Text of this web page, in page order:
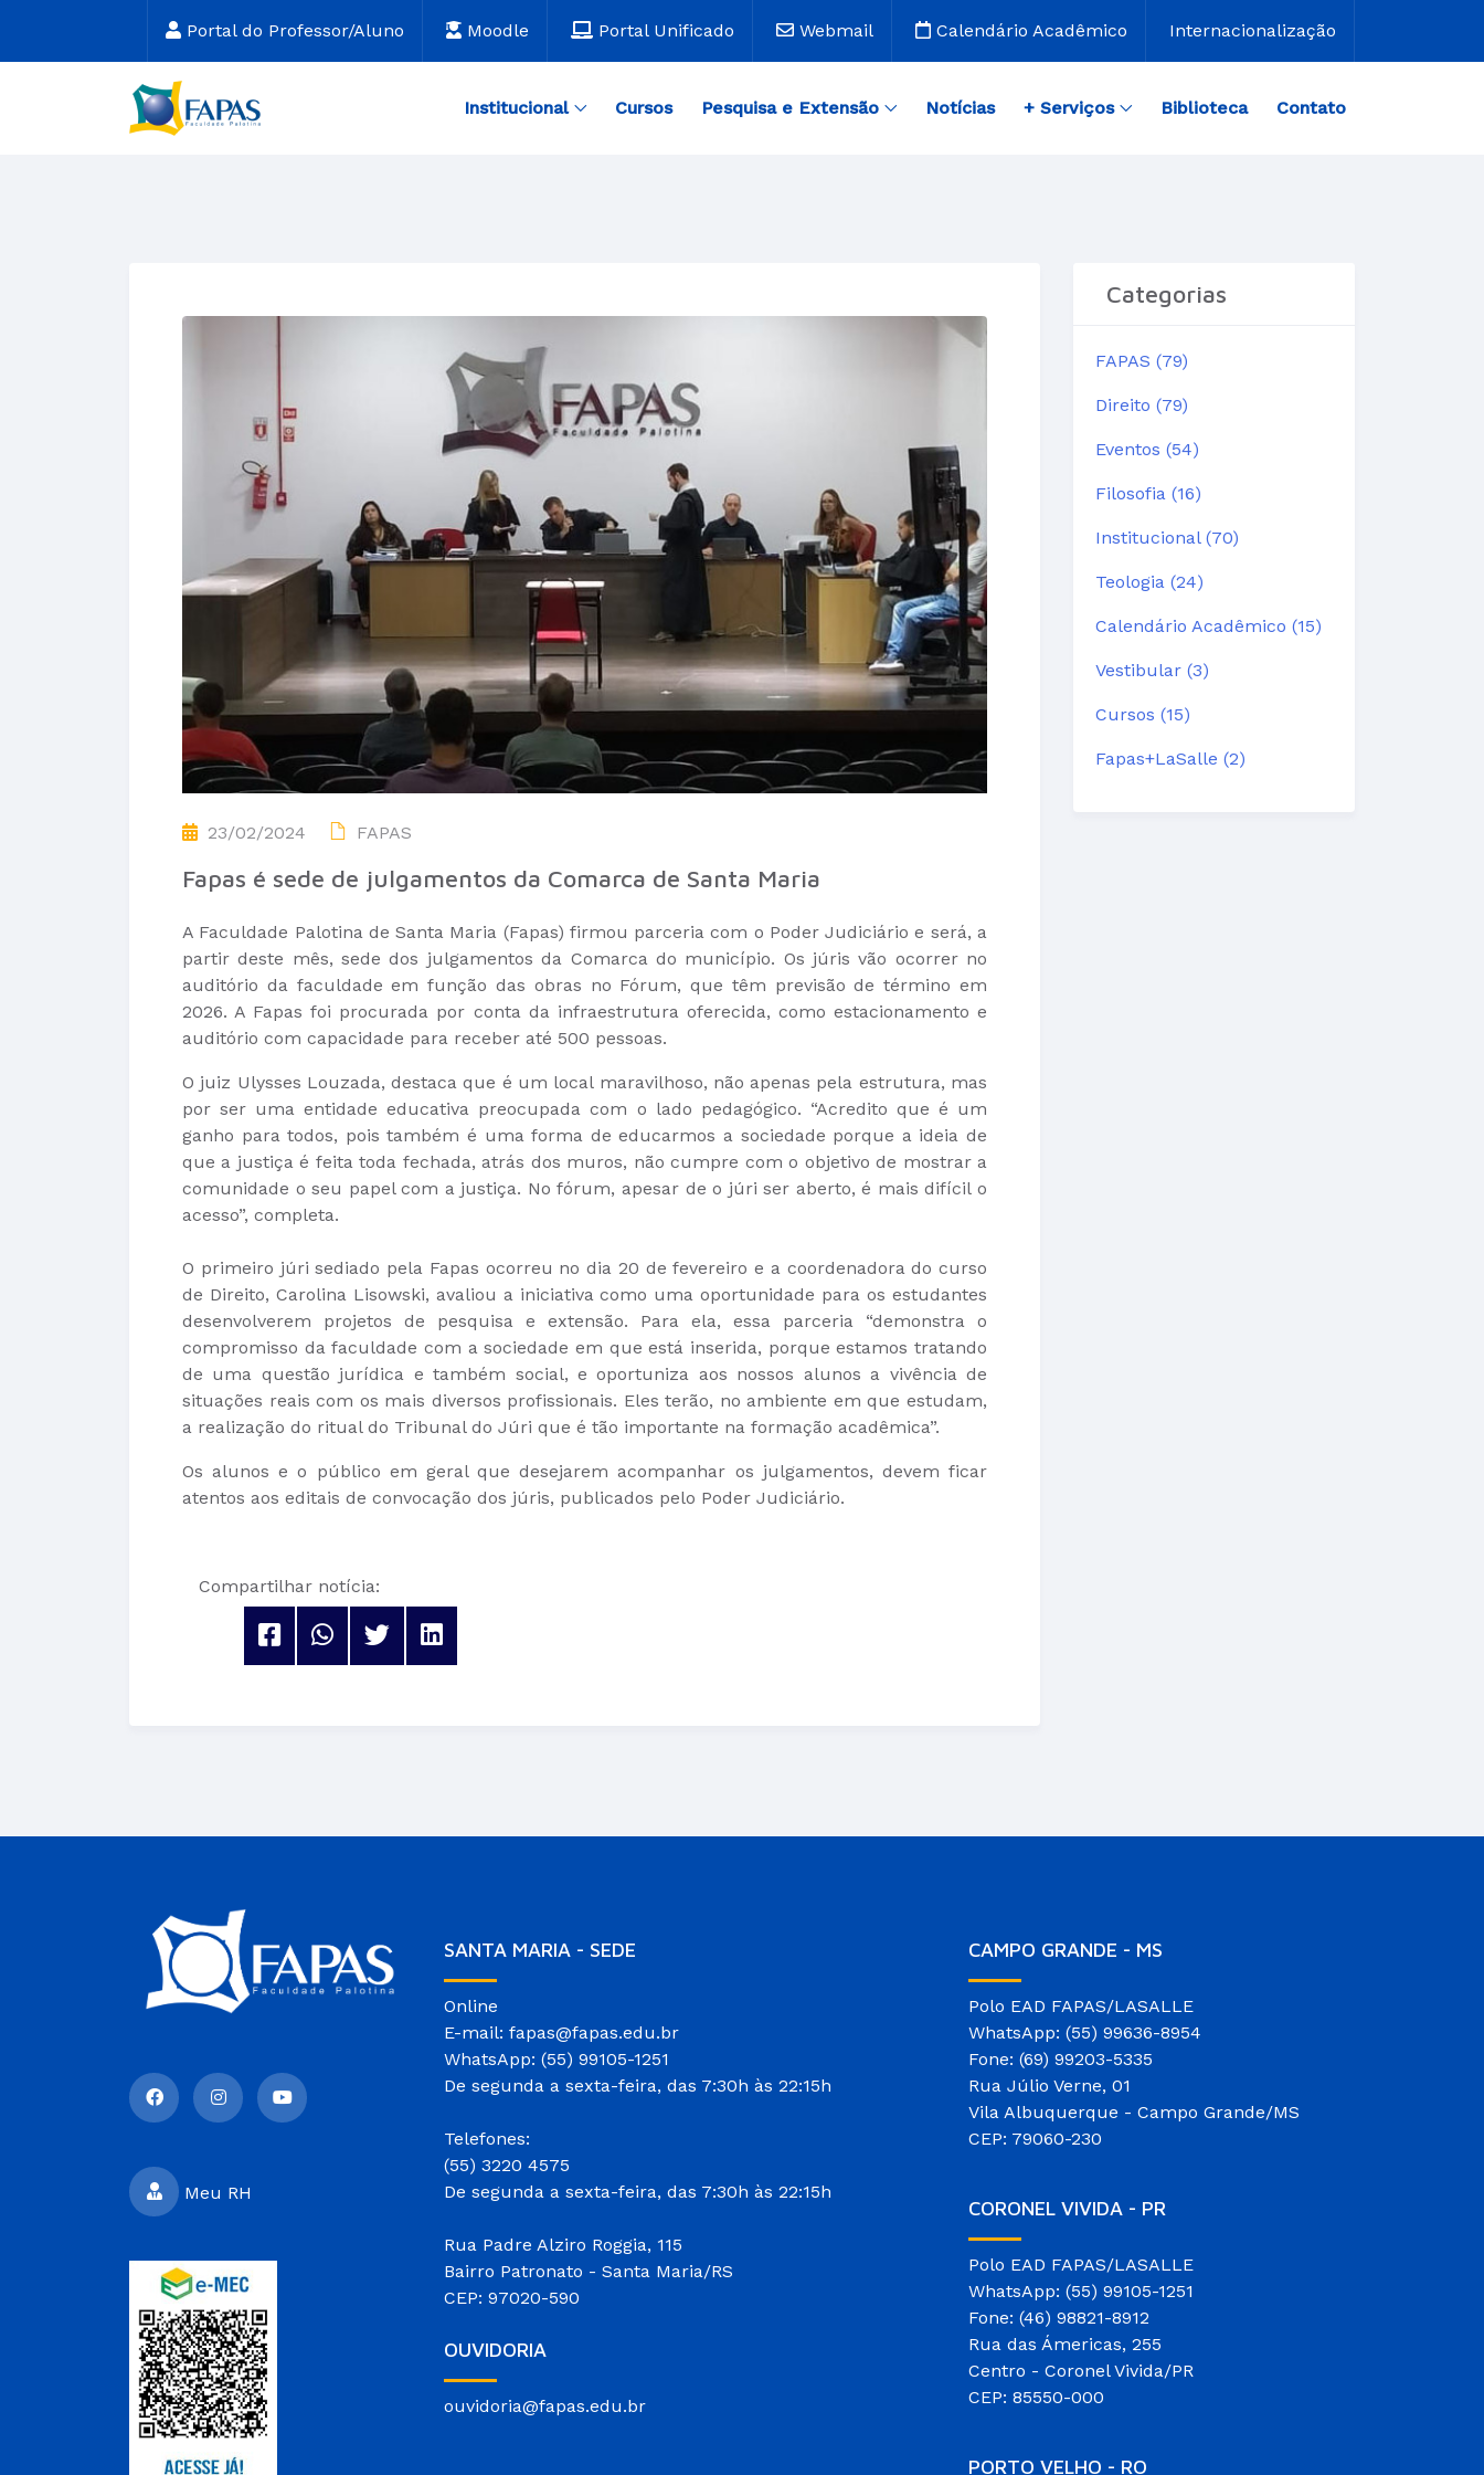
Portal do Professor/Aluno Moodle Portal Unificado Webmail Calendário Acadêmico Internacionalização
Institucional Cursos Pesquisa e Extensão Notícias + Serviços Biblioteca Contato
23/02/2024 FAPAS
Fapas é sede de julgamentos da Comarca de Santa Maria
A Faculdade Palotina de Santa Maria (Fapas) firmou parceria com o Poder Judiciário e será, a
partir deste mês, sede dos julgamentos da Comarca do município. Os júris vão ocorrer no
auditório da faculdade em função das obras no Fórum, que têm previsão de término em
2026. A Fapas foi procurada por conta da infraestrutura oferecida, como estacionamento e
auditório com capacidade para receber até 500 pessoas.
O juiz Ulysses Louzada, destaca que é um local maravilhoso, não apenas pela estrutura, mas
por ser uma entidade educativa preocupada com o lado pedagógico. “Acredito que é um
ganho para todos, pois também é uma forma de educarmos a sociedade porque a ideia de
que a justiça é feita toda fechada, atrás dos muros, não cumpre com o objetivo de mostrar a
comunidade o seu papel com a justiça. No fórum, apesar de o júri ser aberto, é mais difícil o
acesso”, completa.
O primeiro júri sediado pela Fapas ocorreu no dia 20 de fevereiro e a coordenadora do curso
de Direito, Carolina Lisowski, avaliou a iniciativa como uma oportunidade para os estudantes
desenvolverem projetos de pesquisa e extensão. Para ela, essa parceria “demonstra o
compromisso da faculdade com a sociedade em que está inserida, porque estamos tratando
de uma questão jurídica e também social, e oportuniza aos nossos alunos a vivência de
situações reais com os mais diversos profissionais. Eles terão, no ambiente em que estudam,
a realização do ritual do Tribunal do Júri que é tão importante na formação acadêmica”.
Os alunos e o público em geral que desejarem acompanhar os julgamentos, devem ficar
atentos aos editais de convocação dos júris, publicados pelo Poder Judiciário.
Compartilhar notícia:
Categorias
FAPAS (79)
Direito (79)
Eventos (54)
Filosofia (16)
Institucional (70)
Teologia (24)
Calendário Acadêmico (15)
Vestibular (3)
Cursos (15)
Fapas+LaSalle (2)
Meu RH
SANTA MARIA - SEDE
Online
E-mail: fapas@fapas.edu.br
WhatsApp: (55) 99105-1251
De segunda a sexta-feira, das 7:30h às 22:15h
Telefones:
(55) 3220 4575
De segunda a sexta-feira, das 7:30h às 22:15h
Rua Padre Alziro Roggia, 115
Bairro Patronato - Santa Maria/RS
CEP: 97020-590
OUVIDORIA
ouvidoria@fapas.edu.br
CAMPO GRANDE - MS
Polo EAD FAPAS/LASALLE
WhatsApp: (55) 99636-8954
Fone: (69) 99203-5335
Rua Júlio Verne, 01
Vila Albuquerque - Campo Grande/MS
CEP: 79060-230
CORONEL VIVIDA - PR
Polo EAD FAPAS/LASALLE
WhatsApp: (55) 99105-1251
Fone: (46) 98821-8912
Rua das Ámericas, 255
Centro - Coronel Vivida/PR
CEP: 85550-000
PORTO VELHO - RO